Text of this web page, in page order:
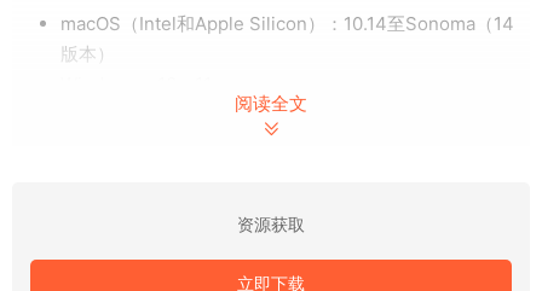
macOS（Intel和Apple Silicon）：10.14至Sonoma（14
版本）
Adobe软件：After Effects、Premiere Pro、Media
用官方证书进行签名，以降低被防病毒软件误报为恶意软
阅读全文
资源获取
立即下载